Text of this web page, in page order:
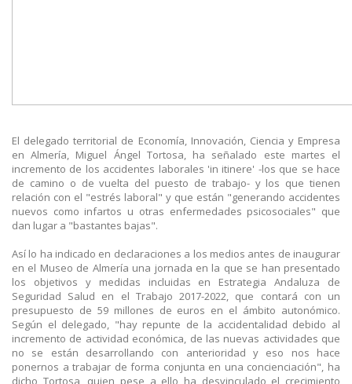
El delegado territorial de Economía, Innovación, Ciencia y Empresa
en Almería, Miguel Ángel Tortosa, ha señalado este martes el
incremento de los accidentes laborales 'in itinere' -los que se hace
de camino o de vuelta del puesto de trabajo- y los que tienen
relación con el "estrés laboral" y que están "generando accidentes
nuevos como infartos u otras enfermedades psicosociales" que
dan lugar a "bastantes bajas".
Así lo ha indicado en declaraciones a los medios antes de inaugurar
en el Museo de Almería una jornada en la que se han presentado
los objetivos y medidas incluidas en Estrategia Andaluza de
Seguridad Salud en el Trabajo 2017-2022, que contará con un
presupuesto de 59 millones de euros en el ámbito autonómico.
Según el delegado, "hay repunte de la accidentalidad debido al
incremento de actividad económica, de las nuevas actividades que
no se están desarrollando con anterioridad y eso nos hace
ponernos a trabajar de forma conjunta en una concienciación", ha
dicho Tortosa, quien pese a ello ha desvinculado el crecimiento